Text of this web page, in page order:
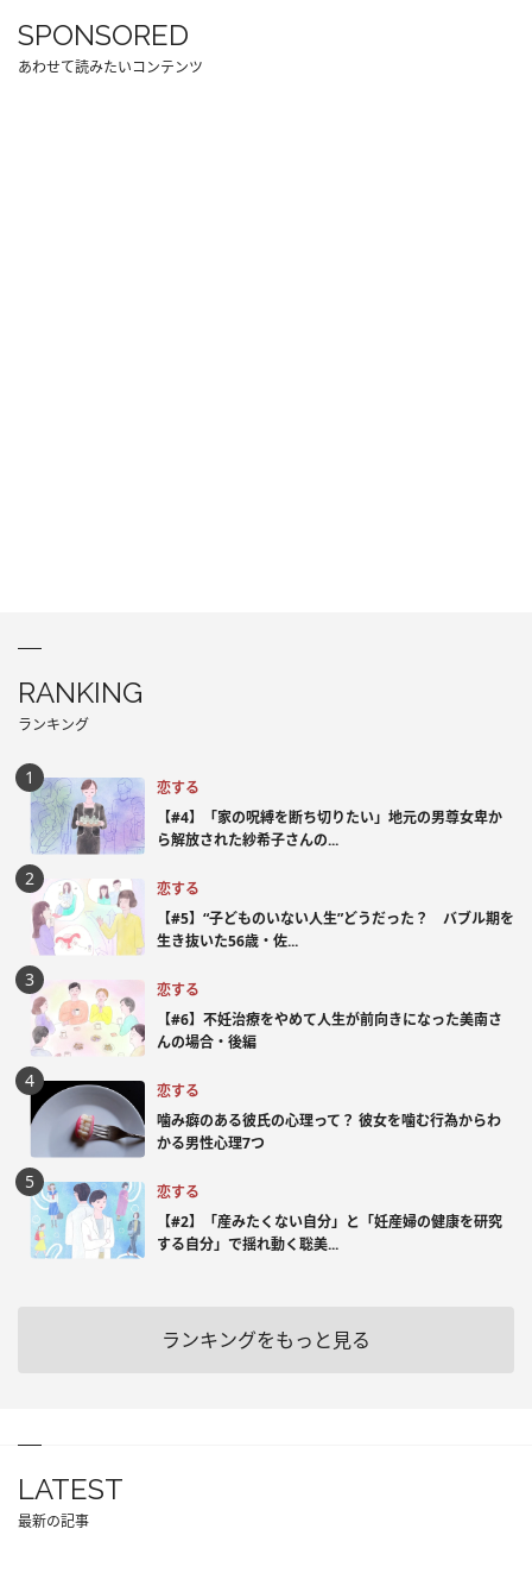
SPONSORED
あわせて読みたいコンテンツ
RANKING
ランキング
恋する
【#4】「家の呪縛を断ち切りたい」地元の男尊女卑か
ら解放された紗希子さんの...
恋する
【#5】“子どものいない人生”どうだった？ バブル期を
生き抜いた56歳・佐...
恋する
【#6】不妊治療をやめて人生が前向きになった美南さ
んの場合・後編
恋する
噛み癖のある彼氏の心理って？ 彼女を噛む行為からわ
かる男性心理7つ
恋する
【#2】「産みたくない自分」と「妊産婦の健康を研究
する自分」で揺れ動く聡美...
ランキングをもっと見る
LATEST
最新の記事